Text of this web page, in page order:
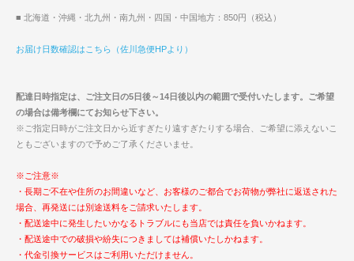
■ 北海道・沖縄・北九州・南九州・四国・中国地方：850円（税込）
お届け日数確認はこちら（佐川急便HPより）
配達日時指定は、ご注文日の5日後～14日後以内の範囲で受付いたします。ご希望
の場合は備考欄にてお知らせ下さい。
※ご指定日時がご注文日から近すぎたり遠すぎたりする場合、ご希望に添えないこ
ともございますので予めご了承くださいませ。
※ご注意※
・長期ご不在や住所のお間違いなど、お客様のご都合でお荷物が弊社に返送された
場合、再発送には別途送料をご請求いたします。
・配送途中に発生したいかなるトラブルにも当店では責任を負いかねます。
・配送途中での破損や紛失につきましては補償いたしかねます。
・代金引換サービスはご利用いただけません。